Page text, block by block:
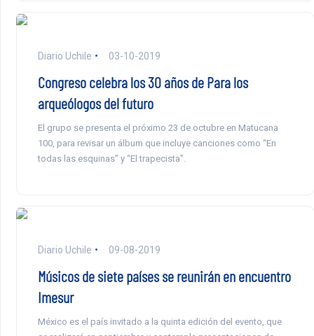
Diario Uchile 03-10-2019
Congreso celebra los 30 años de Para los
arqueólogos del futuro
El grupo se presenta el próximo 23 de octubre en Matucana
100, para revisar un álbum que incluye canciones como “En
todas las esquinas” y “El trapecista”.
Diario Uchile 09-08-2019
Músicos de siete países se reunirán en encuentro
Imesur
México es el país invitado a la quinta edición del evento, que